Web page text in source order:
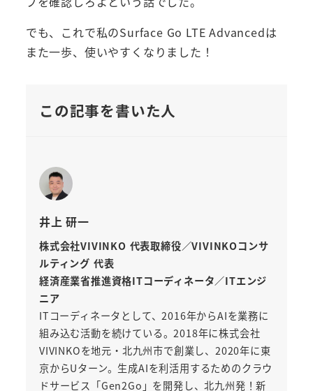
でも、これで私のSurface Go LTE Advancedは
また一歩、使いやすくなりました！
この記事を書いた人
井上 研一
株式会社VIVINKO 代表取締役／VIVINKOコンサ
ルティング 代表
経済産業省推進資格ITコーディネータ／ITエンジ
ニア
ITコーディネータとして、2016年からAIを業務に
組み込む活動を続けている。2018年に株式会社
VIVINKOを地元・北九州市で創業し、2020年に東
京からUターン。生成AIを利活用するためのクラウ
ドサービス「Gen2Go」を開発し、北九州発！新